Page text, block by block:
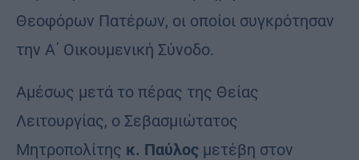
Θεοφόρων Πατέρων, οι οποίοι συγκρότησαν
την Α΄ Οικουμενική Σύνοδο.
Αμέσως μετά το πέρας της Θείας
Λειτουργίας, ο Σεβασμιώτατος
Μητροπολίτης κ. Παύλος μετέβη στον